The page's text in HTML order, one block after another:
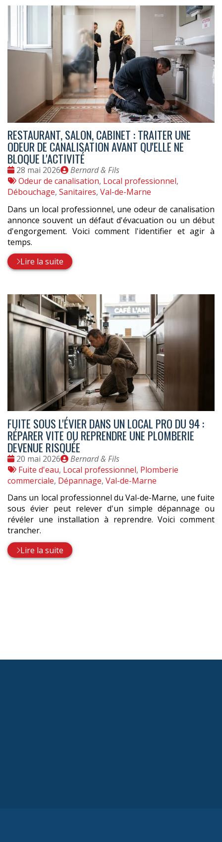
RESTAURANT, SALON, CABINET : TRAITER UNE
ODEUR DE CANALISATION AVANT QU'ELLE NE
BLOQUE L'ACTIVITÉ
Date
:
28 mai 2026
Publié
par
Bernard & Fils
Tags
:
Odeur de canalisation, Local professionnel,
Débouchage, Sanitaires, Val-de-Marne
Dans un local professionnel, une odeur de canalisation
annonce souvent un défaut d'évacuation ou un début
d'engorgement. Voici comment l'identifier et agir à
temps.
Lire la suite
FUITE SOUS L'ÉVIER DANS UN LOCAL PRO DU 94 :
RÉPARER VITE OU REPRENDRE UNE PLOMBERIE
DEVENUE RISQUÉE
Date
:
20 mai 2026
Publié
par
Bernard & Fils
Tags
:
Fuite d'eau, Local professionnel, Plomberie
commerciale, Dépannage, Val-de-Marne
Dans un local professionnel du Val-de-Marne, une fuite
sous évier peut relever d'un simple dépannage ou
révéler une installation à reprendre. Voici comment
trancher.
Lire la suite